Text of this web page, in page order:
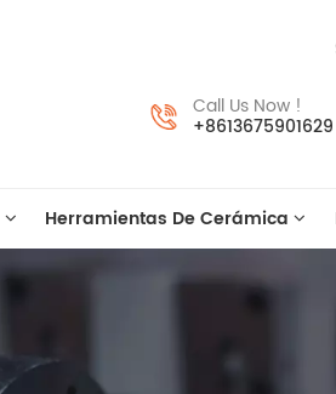
Call Us Now !
+8613675901629
Herramientas De Cerámica